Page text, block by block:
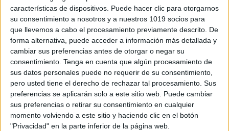
características de dispositivos. Puede hacer clic para otorgarnos
su consentimiento a nosotros y a nuestros 1019 socios para
que llevemos a cabo el procesamiento previamente descrito. De
forma alternativa, puede acceder a información más detallada y
cambiar sus preferencias antes de otorgar o negar su
consentimiento. Tenga en cuenta que algún procesamiento de
sus datos personales puede no requerir de su consentimiento,
pero usted tiene el derecho de rechazar tal procesamiento. Sus
preferencias se aplicarán solo a este sitio web. Puede cambiar
sus preferencias o retirar su consentimiento en cualquier
momento volviendo a este sitio y haciendo clic en el botón
"Privacidad" en la parte inferior de la página web.
La motivación es una herramienta esencial en el
proceso de aprendizaje, especialmente para los
estudiantes más jóvenes. En Orientación Andujar,
hemos diseñado el «Calendario de Frases
Motivacionales para Primaria: Mayo […]
SEGUIR LEYENDO